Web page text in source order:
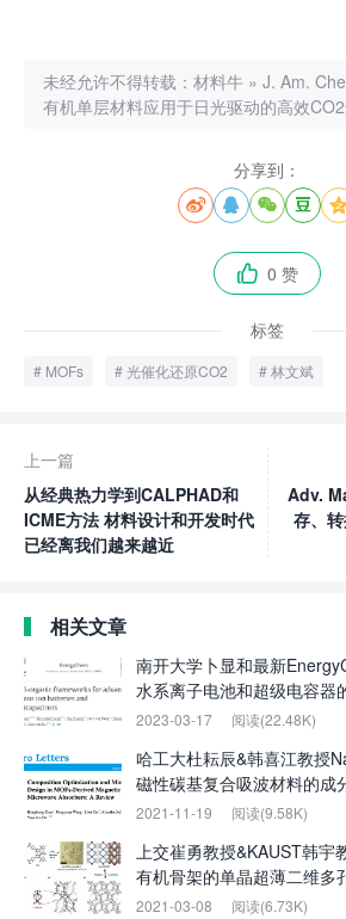
未经允许不得转载： 材料牛 » J. Am.
有机单层材料应用于日光驱动的高效
分享到：
   
 0 赞
标签
MOFs 光催化还原CO2 林文斌
上一篇
从经典热力学到CALPHAD和
ICME方法 材料设计和开发时代
已经离我们越来越近
Adv.
存、
相关文章
南开大学卜显和最新
水系离子电池和超级电容器
2023-03-17 阅读(22.48K)
哈工大杜耘辰&韩喜江教授
磁性碳基复合吸波材料的成
2021-11-19 阅读(9.58K)
上交崔勇教授&KAUST韩宇
有机骨架的单晶超薄二维多
2021-03-08 阅读(6.73K)